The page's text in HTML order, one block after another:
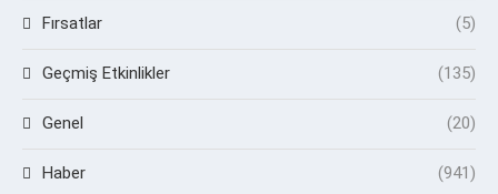
Fırsatlar (5)
Geçmiş Etkinlikler (135)
Genel (20)
Haber (941)